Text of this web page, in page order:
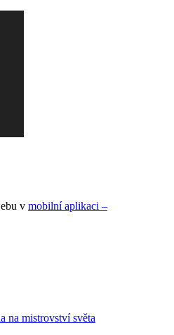
v mobilní aplikaci –
na mistrovství světa